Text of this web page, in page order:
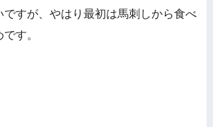
ですが、やはり最初は馬刺しから食べ
す。